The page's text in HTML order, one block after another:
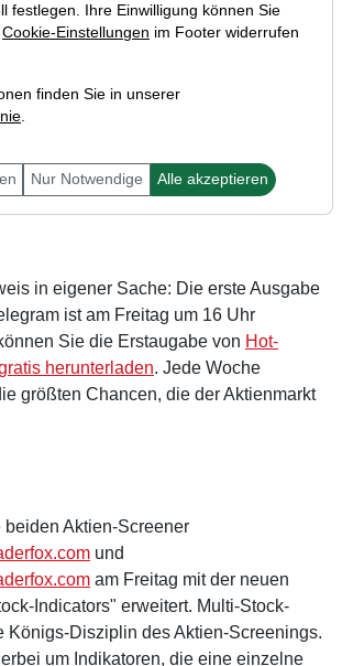
in eigener Sache: Die erste Ausgabe
ist am Freitag um 16 Uhr
Sie die Erstaugabe von Hot-
herunterladen. Jede Woche
größten Chancen, die der Aktienmarkt
Aktien-Screener
und
am Freitag mit der neuen
Indicators" erweitert. Multi-Stock-
Königs-Disziplin des Aktien-Screenings.
um Indikatoren, die eine einzelne
festlegen. Ihre Einwilligung können Sie
Cookie-Einstellungen im Footer widerrufen
finden Sie in unserer
.
Nur Notwendige Alle akzeptieren